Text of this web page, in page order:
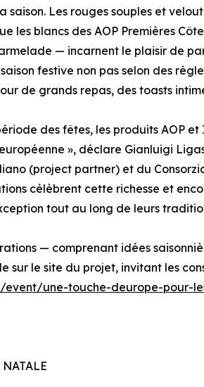
Les rouges souples et
les blancs des AOP Premières
— incarnent le plaisir de
festive non pas selon des
de grands repas, des toasts
des fêtes, les produits AOP
», déclare Gianluigi
(project partner) et du
célèbrent cette richesse et
tout au long de leurs
— comprenant idées
sur le site du projet, invitant les
une-touche-deurope-pour-
NATALE